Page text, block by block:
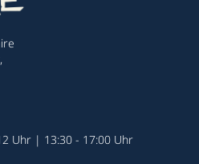
Uhr | 13:30 - 17:00 Uhr